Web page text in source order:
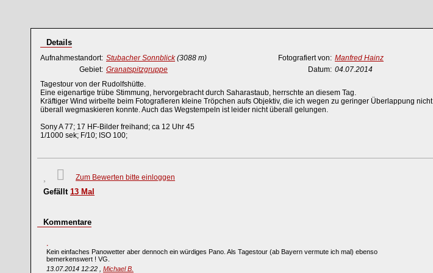
Details
Aufnahmestandort: Stubacher Sonnblick (3088 m) Fotografiert von: Manfred Hainz
Gebiet: Granatspitzgruppe Datum: 04.07.2014
Tagestour von der Rudolfshütte.
Eine eigenartige trübe Stimmung, hervorgebracht durch Saharastaub, herrschte an diesem Tag.
Kräftiger Wind wirbelte beim Fotografieren kleine Tröpchen aufs Objektiv, die ich wegen zu geringer Überlappung nicht
überall wegmaskieren konnte. Auch das Wegstempeln ist leider nicht überall gelungen.
Sony A 77; 17 HF-Bilder freihand; ca 12 Uhr 45
1/1000 sek; F/10; ISO 100;
Zum Bewerten bitte einloggen
Gefällt 13 Mal
Kommentare
Kein einfaches Panowetter aber dennoch ein würdiges Pano. Als Tagestour (ab Bayern vermute ich mal) ebenso
bemerkenswert ! VG.
13.07.2014 12:22 , Michael B.